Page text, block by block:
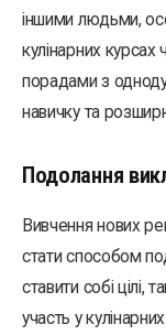
іншими людьми,
кулінарних
порадами з
навичку та
Подолання
Вивчення нових
стати способом
ставити собі цілі,
участь у